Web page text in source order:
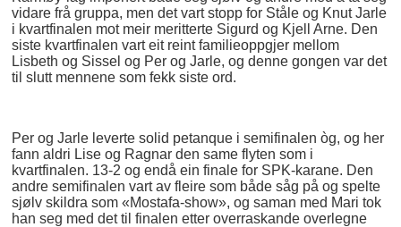
vidare frå gruppa, men det vart stopp for Ståle og Knut Jarle
i kvartfinalen mot meir meritterte Sigurd og Kjell Arne. Den
siste kvartfinalen vart eit reint familieoppgjer mellom
Lisbeth og Sissel og Per og Jarle, og denne gongen var det
til slutt mennene som fekk siste ord.
Per og Jarle leverte solid petanque i semifinalen òg, og her
fann aldri Lise og Ragnar den same flyten som i
kvartfinalen. 13-2 og endå ein finale for SPK-karane. Den
andre semifinalen vart av fleire som både såg på og spelte
sjølv skildra som «Mostafa-show», og saman med Mari tok
han seg med det til finalen etter overraskande overlegne